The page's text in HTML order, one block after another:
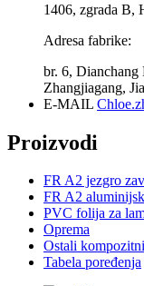
1406, zgrada B,
Adresa fabrike:
br. 6,
Zhangjiagang,
E-MAIL
Proizvodi
FR A2 jezgro
FR A2
PVC folija za
Oprema
Ostali
Tabela poređenja